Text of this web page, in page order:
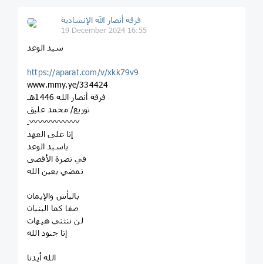
فرقة أنصار الله الإنشادية
19 December 2024 16:55
سيد الوعد
https://aparat.com/v/xkk79v9
www.mmy.ye/334424
فرقة أنصار الله 1446هـ
توزيع/ محمد عليق
‏‌⁩ـ〰️〰️〰️〰️〰️〰️
إنا على العهد
ياسيد الوعد
في نصرة الأقصى
نمضي بعين الله
بالبأس والإيمان
صفا كما البنيان
لن ننثني هيهات
إنا جنود الله
الله أيدنا